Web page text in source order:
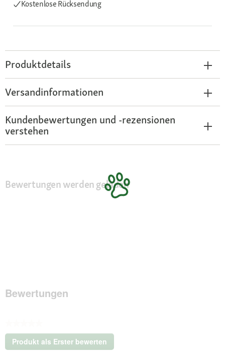
Kostenlose Rücksendung
Produktdetails
Versandinformationen
Kundenbewertungen und -rezensionen
verstehen
Bewertungen werden geladen
Bewertungen
Kein
Beurteilungswert
Produkt als Erster bewerten
.